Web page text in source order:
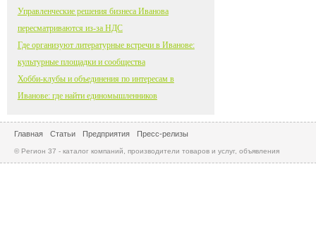
Управленческие решения бизнеса Иванова
пересматриваются из-за НДС
Где организуют литературные встречи в Иванове:
культурные площадки и сообщества
Хобби-клубы и объединения по интересам в
Иванове: где найти единомышленников
Главная Статьи Предприятия Пресс-релизы
© Регион 37 - каталог компаний, производители товаров и услуг, объявления